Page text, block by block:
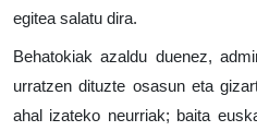
egitea salatu dira.
Behatokiak azaldu duenez,
urratzen dituzte osasun eta
ahal izateko neurriak; baita